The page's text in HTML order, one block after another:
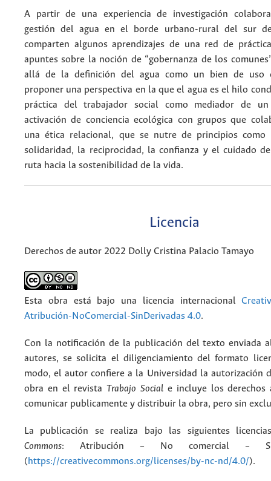
A partir de una experiencia de investigación
gestión del agua en el borde urbano-rural del sur
comparten algunos aprendizajes de una red de
apuntes sobre la noción de “gobernanza de los
allá de la definición del agua como un bien de uso
proponer una perspectiva en la que el agua es el hilo
práctica del trabajador social como mediador de
activación de conciencia ecológica con grupos que
una ética relacional, que se nutre de principios
solidaridad, la reciprocidad, la confianza y el cuidado
ruta hacia la sostenibilidad de la vida.
Licencia
Derechos de autor 2022 Dolly Cristina Palacio Tamayo
Esta obra está bajo una licencia internacional
Atribución-NoComercial-SinDerivadas 4.0.
Con la notificación de la publicación del texto enviada
autores, se solicita el diligenciamiento del formato
modo, el autor confiere a la Universidad la autorización
obra en el revistaTrabajo Social e incluye los derechos
comunicar publicamente y distribuir la obra, pero sin
La publicación se realiza bajo las siguientes
Commons: Atribución – No comercial –
(https://creativecommons.org/licenses/by-nc-nd/4.0/).